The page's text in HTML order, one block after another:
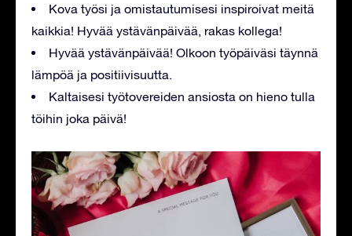
Kova työsi ja omistautumisesi inspiroivat meitä
kaikkia! Hyvää ystävänpäivää, rakas kollega!
Hyvää ystävänpäivää! Olkoon työpäiväsi täynnä
lämpöä ja positiivisuutta.
Kaltaisesi työtovereiden ansiosta on hieno tulla
töihin joka päivä!